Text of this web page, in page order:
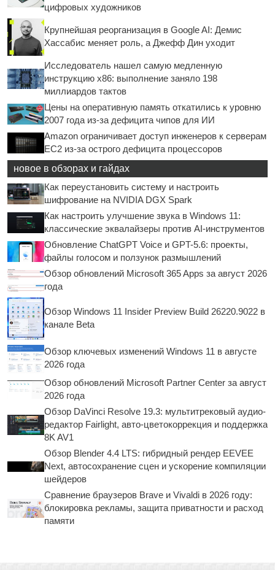
цифровых художников
Крупнейшая реорганизация в Google AI: Демис
Хассабис меняет роль, а Джефф Дин уходит
Исследователь нашел самую медленную
инструкцию x86: выполнение заняло 198
миллиардов тактов
Цены на оперативную память откатились к уровню
2007 года из-за дефицита чипов для ИИ
Amazon ограничивает доступ инженеров к серверам
EC2 из-за острого дефицита процессоров
новое в обзорах и гайдах
Как переустановить систему и настроить
шифрование на NVIDIA DGX Spark
Как настроить улучшение звука в Windows 11:
классические эквалайзеры против AI-инструментов
Обновление ChatGPT Voice и GPT-5.6: проекты,
файлы голосом и ползунок размышлений
Обзор обновлений Microsoft 365 Apps за август 2026
года
Обзор Windows 11 Insider Preview Build 26220.9022 в
канале Beta
Обзор ключевых изменений Windows 11 в августе
2026 года
Обзор обновлений Microsoft Partner Center за август
2026 года
Обзор DaVinci Resolve 19.3: мультитрековый аудио-
редактор Fairlight, авто-цветокоррекция и поддержка
8K AV1
Обзор Blender 4.4 LTS: гибридный рендер EEVEE
Next, автосохранение сцен и ускорение компиляции
шейдеров
Сравнение браузеров Brave и Vivaldi в 2026 году:
блокировка рекламы, защита приватности и расход
памяти